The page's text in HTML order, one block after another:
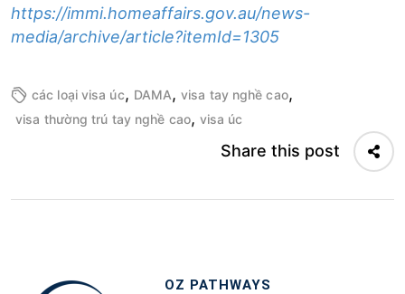
https://immi.homeaffairs.gov.au/news-
media/archive/article?itemId=1305
các loại visa úc, DAMA, visa tay nghề cao,
visa thường trú tay nghề cao, visa úc
Share this post
OZ PATHWAYS